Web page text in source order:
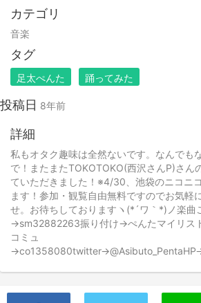
カテゴリ
音楽
タグ
足太ぺんた 踊ってみた
投稿日 8年前
詳細
私もオタク趣味は全然ないです。なんでも
で！またまたTOKOTOKO(西沢さんP)さん
ていただきました！※4/30、池袋のニコニ
ます！参加・観覧自由無料ですのでお気軽
せ。お待ちしておりますヽ(*´ワ｀*)ノ楽曲
→sm32882263振り付け→ぺんたマイリ
コミュ